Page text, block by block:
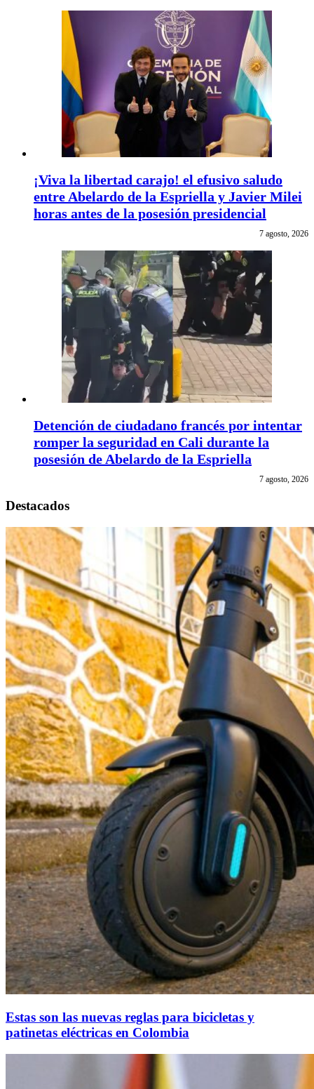
¡Viva la libertad carajo! el efusivo saludo
entre Abelardo de la Espriella y Javier Milei
horas antes de la posesión presidencial
7 agosto, 2026
Detención de ciudadano francés por intentar
romper la seguridad en Cali durante la
posesión de Abelardo de la Espriella
7 agosto, 2026
Destacados
Estas son las nuevas reglas para bicicletas y
patinetas eléctricas en Colombia